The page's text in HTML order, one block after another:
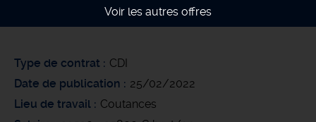
Voir les autres offres
Type de contrat
CDI
Date de publication
25/02/2022
Lieu de travail
Coutances